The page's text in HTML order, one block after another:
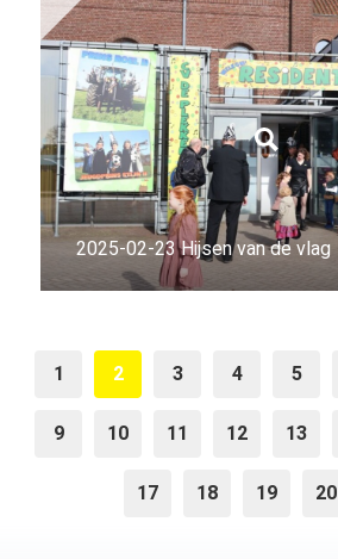
2025-02-23 Hijsen van de vlag
1 2 3 4 5
9 10 11 12 13
17 18 19 20